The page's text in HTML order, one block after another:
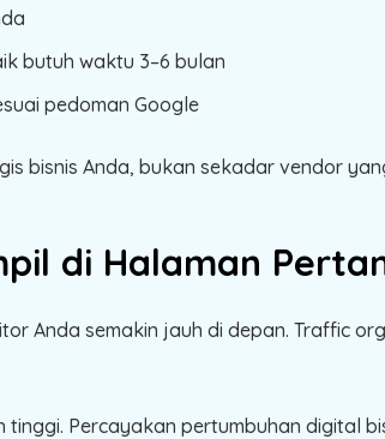
butuh waktu 3–6 bulan
pedoman Google
bisnis Anda, bukan sekadar vendor
di Halaman
Anda semakin jauh di depan. Traffic
Percayakan pertumbuhan digital